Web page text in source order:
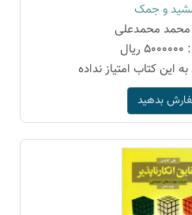
و جمک
محمد محمدعلی
بدهید